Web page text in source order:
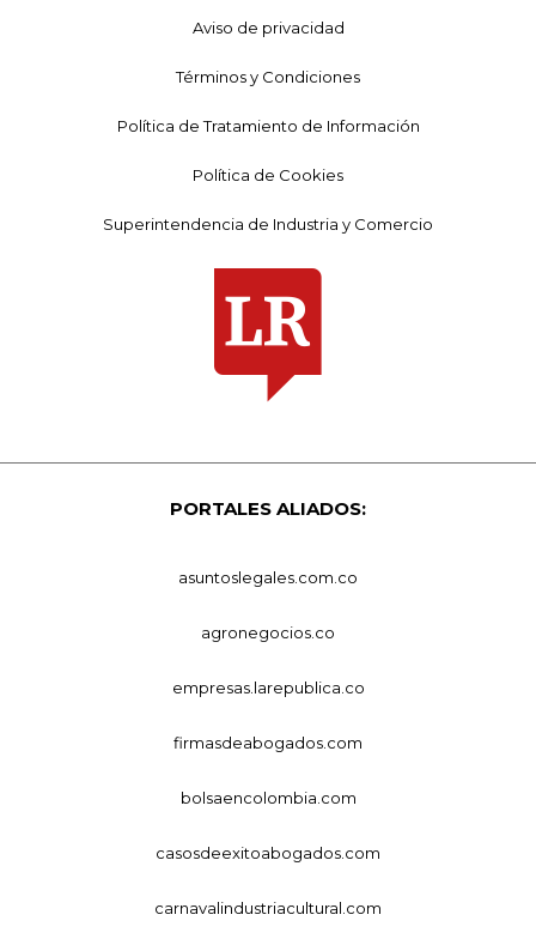
Aviso de privacidad
Términos y Condiciones
Política de Tratamiento de Información
Política de Cookies
Superintendencia de Industria y Comercio
PORTALES ALIADOS:
asuntoslegales.com.co
agronegocios.co
empresas.larepublica.co
firmasdeabogados.com
bolsaencolombia.com
casosdeexitoabogados.com
carnavalindustriacultural.com